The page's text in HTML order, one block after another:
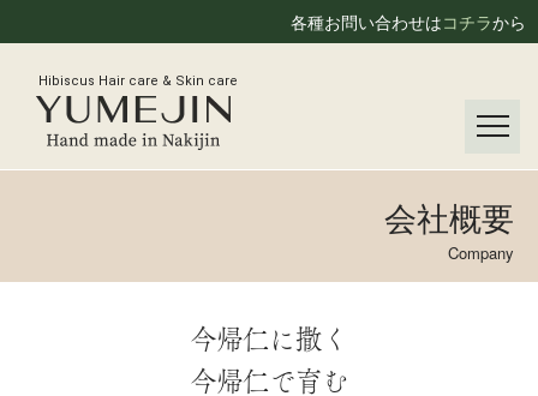
各種お問い合わせはコチラから
Hibiscus Hair care & Skin care
会社概要
Company
今帰仁に撒く
今帰仁で育む